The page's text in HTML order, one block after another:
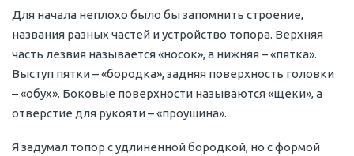
Для начала неплохо было бы запомнить строение,
названия разных частей и устройство топора. Верхняя
часть лезвия называется «носок», а нижняя – «пятка».
Выступ пятки – «бородка», задняя поверхность головки
– «обух». Боковые поверхности называются «щеки», а
отверстие для рукояти – «проушина».
Я задумал топор с удлиненной бородкой, но с формой